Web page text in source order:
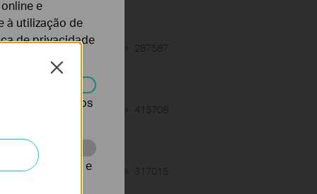
07-31-2026 287587
07-17-2026 415708
07-16-2026 317015
Close
e
à utilização de
de privacidade
desativados nos
para melhorar e